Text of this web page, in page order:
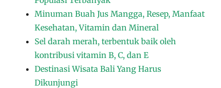
Minuman Buah Jus Mangga, Resep, Manfaat
Kesehatan, Vitamin dan Mineral
Sel darah merah, terbentuk baik oleh
kontribusi vitamin B, C, dan E
Destinasi Wisata Bali Yang Harus
Dikunjungi